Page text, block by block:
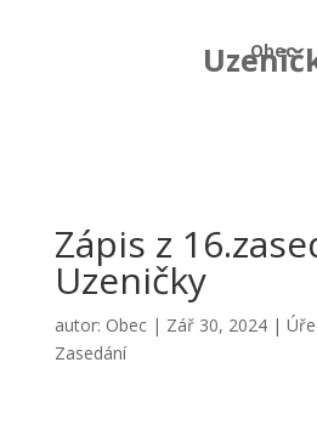
Obec
Zápis z
Uzeničky
autor: Obec| Zář 30, 2024|
Zasedání